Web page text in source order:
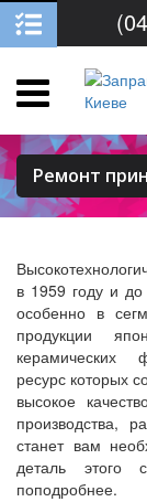
Ремонт
в 1959 году и до
особенно в
продукции
керамических
ресурс которых
высокое
производства,
станет вам
деталь этого
поподробнее.